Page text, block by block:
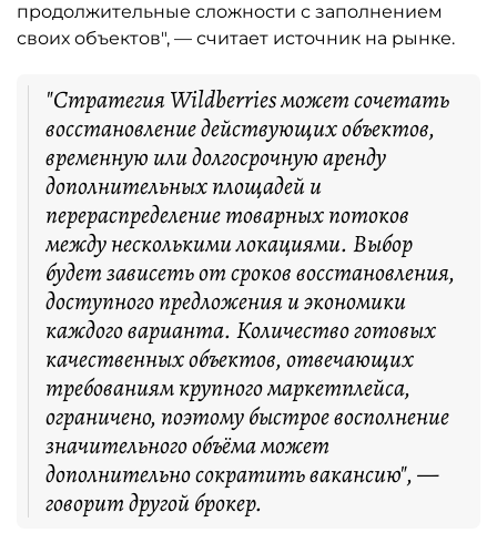
продолжительные сложности с заполнением
своих объектов", — считает источник на рынке.
"Стратегия Wildberries может сочетать
восстановление действующих объектов,
временную или долгосрочную аренду
дополнительных площадей и
перераспределение товарных потоков
между несколькими локациями. Выбор
будет зависеть от сроков восстановления,
доступного предложения и экономики
каждого варианта. Количество готовых
качественных объектов, отвечающих
требованиям крупного маркетплейса,
ограничено, поэтому быстрое восполнение
значительного объёма может
дополнительно сократить вакансию", —
говорит другой брокер.